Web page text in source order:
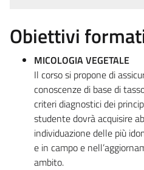
Obiettivi
MICOLOGIA VEGETALE
Il corso si propone di
conoscenze di base di
criteri diagnostici dei
studente dovrà acquisire
individuazione delle più
e in campo e
ambito.